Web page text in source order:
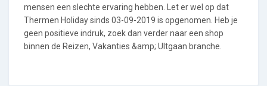
mensen een slechte ervaring hebben. Let er wel op dat
Thermen Holiday sinds 03-09-2019 is opgenomen. Heb je
geen positieve indruk, zoek dan verder naar een shop
binnen de Reizen, Vakanties &amp; UItgaan branche.